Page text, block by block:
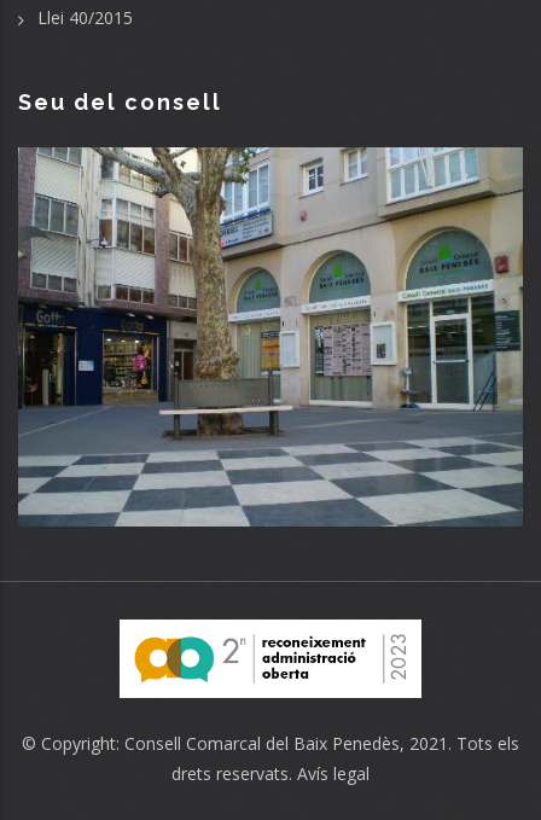
Llei 40/2015
Seu del consell
© Copyright: Consell Comarcal del Baix Penedès, 2021. Tots els
drets reservats. Avís legal